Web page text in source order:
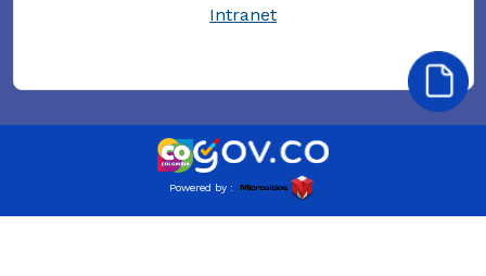
Intranet
Powered by :